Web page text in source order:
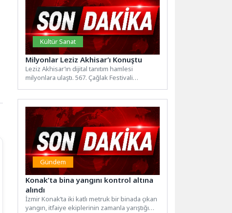
Kültür Sanat
Milyonlar Leziz Akhisar’ı Konuştu
Leziz Akhisar’ın dijital tanıtım hamlesi
milyonlara ulaştı. 567. Çağlak Festivali
Gündem
Konak’ta bina yangını kontrol altına
alındı
İzmir Konak’ta iki katlı metruk bir binada çıkan
yangın, itfaiye ekiplerinin zamanla yarıştığı